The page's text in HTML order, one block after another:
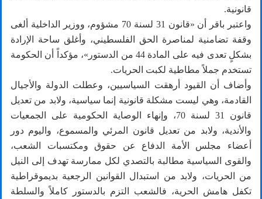
قانونية.
واعتبر باقر أن «قانون 31 لسنة 70 مشؤوم، ووزير الداخلية ألغى
وقفة تضامنية لمناصرة الحق الفلسطيني، وأغلق ساحة الإرادة
بشكلٍ تعدى فيه على المادة 44 من الدستور»، مؤكداً أن الحكومة
تستخدم جملاً مطاطية لكبت الحريات.
وأضاف أن القيود أرهقت السياسيين، وعطلت الدولة والأجيال
القادمة، وهي ليست مشكلة قانونية إنما سياسية، ولابد من تعديل
قانون 31 لسنة 70، وإنهاء الوصاية الحكومية على الجمعيات
والأندية، ولابد من تعديل قانون المرئي والمسموع، واليوم دور
أعضاء مجلس الأمة الدفاع عن حقوق ومكتسبات الشعب،
والقوى السياسية مطالبة بالتصدي لكل ممارسة تهدف إلى النيل
من الحريات، ولابد من استبدال القوانين الرجعية بديموقراطية
تكفل هامش الحرية، فالشعب التزم بالدستور كاملاً والسلطة